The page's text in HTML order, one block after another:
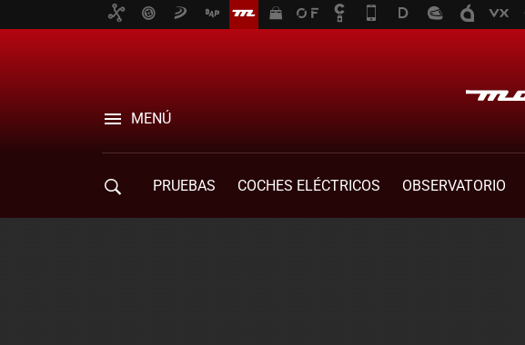
MENÚ
PRUEBAS COCHES ELÉCTRICOS OBSERVATORIO